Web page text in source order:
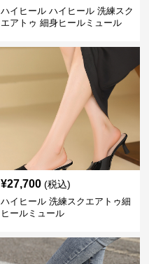
ハイヒール ハイヒール 洗練スク
エアトゥ 細身ヒールミュール
¥27,700 (税込)
ハイヒール 洗練スクエアトゥ細
ヒールミュール